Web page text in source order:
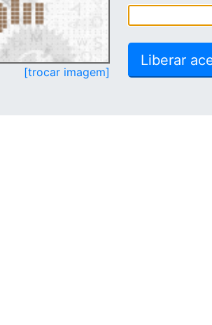
[trocar imagem]